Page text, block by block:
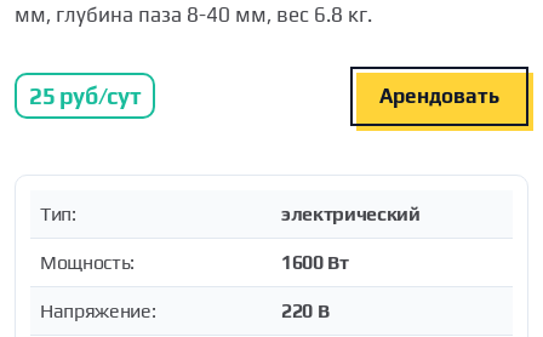
мм, глубина паза 8-40 мм, вес 6.8 кг.
25 руб/сут Арендовать
Тип: электрический
Мощность: 1600 Вт
Напряжение: 220 В